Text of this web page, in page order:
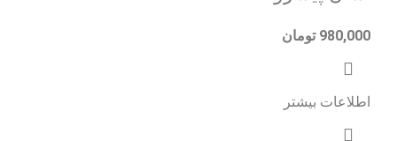
980,000 تومان
اطلاعات بیشتر